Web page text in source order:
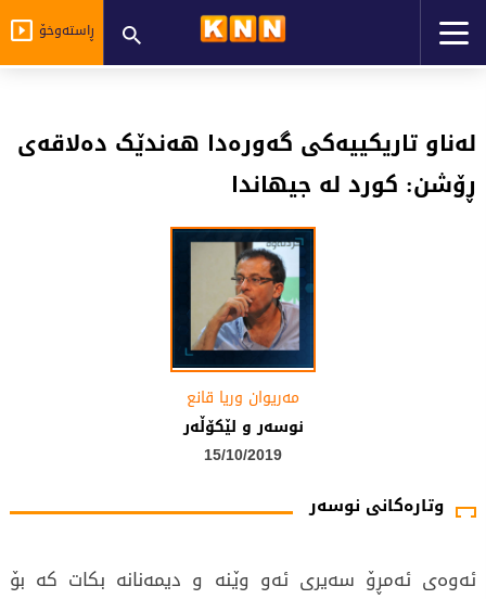
ڕاستەوخۆ
لەناو تاریکییەکی گەورەدا ھەندێک دەلاقەی
ڕۆشن: کورد لە جیھاندا
مه‌ریوان وریا قانع
نوسه‌ر و لێكۆڵه‌ر
15/10/2019
وتارەکانی نوسەر
ئەوەی ئەمڕۆ سەیری ئەو وێنە و دیمەنانە بکات کە بۆ